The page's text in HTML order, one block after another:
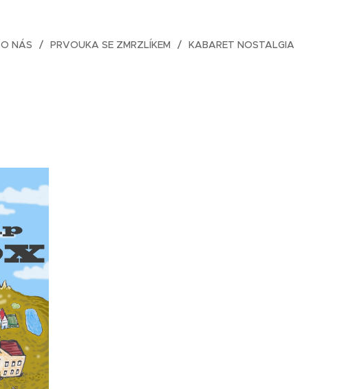
O NÁS PRVOUKA SE ZMRZLÍKEM KABARET NOSTALGIA